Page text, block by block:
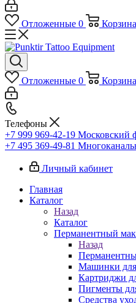
Отложенные 0 Корзина
Отложенные 0 Корзина
Телефоны
+7 999 969-42-19 Московский
+7 495 369-49-81
Личный кабинет
Главная
Каталог
Назад
Каталог
Перманентный
Назад
Машинки
Картриджи
Пигменты
Средства